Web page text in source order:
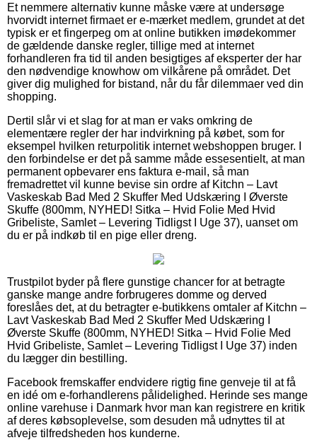
Et nemmere alternativ kunne måske være at undersøge
hvorvidt internet firmaet er e-mærket medlem, grundet at det
typisk er et fingerpeg om at online butikken imødekommer
de gældende danske regler, tillige med at internet
forhandleren fra tid til anden besigtiges af eksperter der har
den nødvendige knowhow om vilkårene på området. Det
giver dig mulighed for bistand, når du får dilemmaer ved din
shopping.
Dertil slår vi et slag for at man er vaks omkring de
elementære regler der har indvirkning på købet, som for
eksempel hvilken returpolitik internet webshoppen bruger. I
den forbindelse er det på samme måde essesentielt, at man
permanent opbevarer ens faktura e-mail, så man
fremadrettet vil kunne bevise sin ordre af Kitchn – Lavt
Vaskeskab Bad Med 2 Skuffer Med Udskæring I Øverste
Skuffe (800mm, NYHED! Sitka – Hvid Folie Med Hvid
Gribeliste, Samlet – Levering Tidligst I Uge 37), uanset om
du er på indkøb til en pige eller dreng.
Trustpilot byder på flere gunstige chancer for at betragte
ganske mange andre forbrugeres domme og derved
foreslåes det, at du betragter e-butikkens omtaler af Kitchn –
Lavt Vaskeskab Bad Med 2 Skuffer Med Udskæring I
Øverste Skuffe (800mm, NYHED! Sitka – Hvid Folie Med
Hvid Gribeliste, Samlet – Levering Tidligst I Uge 37) inden
du lægger din bestilling.
Facebook fremskaffer endvidere rigtig fine genveje til at få
en idé om e-forhandlerens pålidelighed. Herinde ses mange
online varehuse i Danmark hvor man kan registrere en kritik
af deres købsoplevelse, som desuden må udnyttes til at
afveje tilfredsheden hos kunderne.